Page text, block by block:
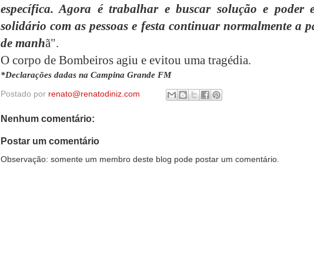
específica. Agora é trabalhar e buscar solução e poder
solidário com as pessoas e festa continuar normalmente a
de manhã".
O corpo de Bombeiros agiu e evitou uma tragédia.
*Declarações dadas na Campina Grande FM
Postado por renato@renatodiniz.com
Nenhum comentário:
Postar um comentário
Observação: somente um membro deste blog pode postar um comentário.